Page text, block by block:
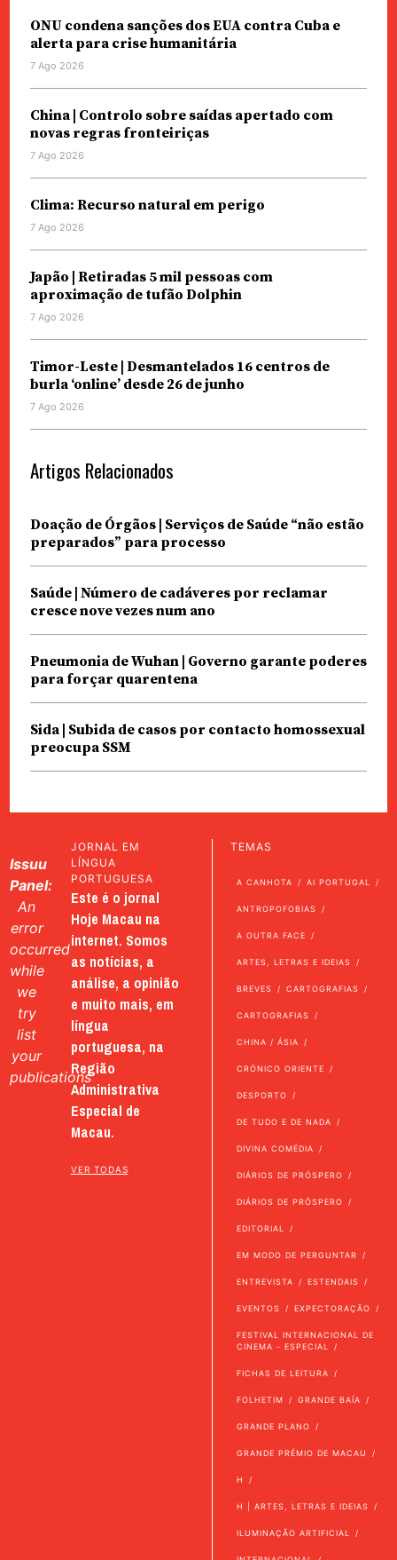
ONU condena sanções dos EUA contra Cuba e
alerta para crise humanitária
7 Ago 2026
China | Controlo sobre saídas apertado com
novas regras fronteiriças
7 Ago 2026
Clima: Recurso natural em perigo
7 Ago 2026
Japão | Retiradas 5 mil pessoas com
aproximação de tufão Dolphin
7 Ago 2026
Timor-Leste | Desmantelados 16 centros de
burla ‘online’ desde 26 de junho
7 Ago 2026
Artigos Relacionados
Doação de Órgãos | Serviços de Saúde “não estão
preparados” para processo
Saúde | Número de cadáveres por reclamar
cresce nove vezes num ano
Pneumonia de Wuhan | Governo garante poderes
para forçar quarentena
Sida | Subida de casos por contacto homossexual
preocupa SSM
Issuu
Panel:
An
error
occurred
while
we
try
list
your
publications
JORNAL EM
LÍNGUA
PORTUGUESA
Este é o jornal
Hoje Macau na
internet. Somos
as notícias, a
análise, a opinião
e muito mais, em
língua
portuguesa, na
Região
Administrativa
Especial de
Macau.
VER TODAS
TEMAS
A CANHOTA AI PORTUGAL
ANTROPOFOBIAS
A OUTRA FACE
ARTES, LETRAS E IDEIAS
BREVES CARTOGRAFIAS
CARTOGRAFIAS
CHINA / ÁSIA
CRÓNICO ORIENTE
DESPORTO
DE TUDO E DE NADA
DIVINA COMÉDIA
DIÁRIOS DE PRÓSPERO
DIÁRIOS DE PRÓSPERO
EDITORIAL
EM MODO DE PERGUNTAR
ENTREVISTA ESTENDAIS
EVENTOS EXPECTORAÇÃO
FESTIVAL INTERNACIONAL DE
CINEMA - ESPECIAL
FICHAS DE LEITURA
FOLHETIM GRANDE BAÍA
GRANDE PLANO
GRANDE PRÉMIO DE MACAU
H
H | ARTES, LETRAS E IDEIAS
ILUMINAÇÃO ARTIFICIAL